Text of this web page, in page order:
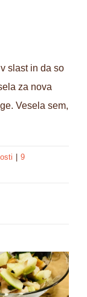
slast in da so
za nova
Vesela sem,
9